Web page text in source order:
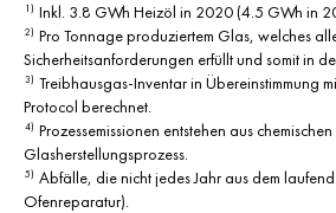
1) Inkl. 3.8 GWh Heizöl in 2020 (4.5 GWh in
2) Pro Tonnage produziertem Glas, welches
Sicherheitsanforderungen erfüllt und somit in
3) Treibhausgas-Inventar in Übereinstimmung
Protocol berechnet.
4) Prozessemissionen entstehen aus
Glasherstellungsprozess.
5) Abfälle, die nicht jedes Jahr aus dem
Ofenreparatur).